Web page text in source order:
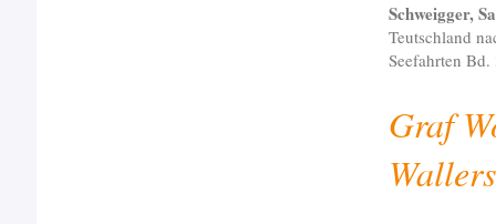
Schweigger,
Teutschland
Seefahrten
Graf